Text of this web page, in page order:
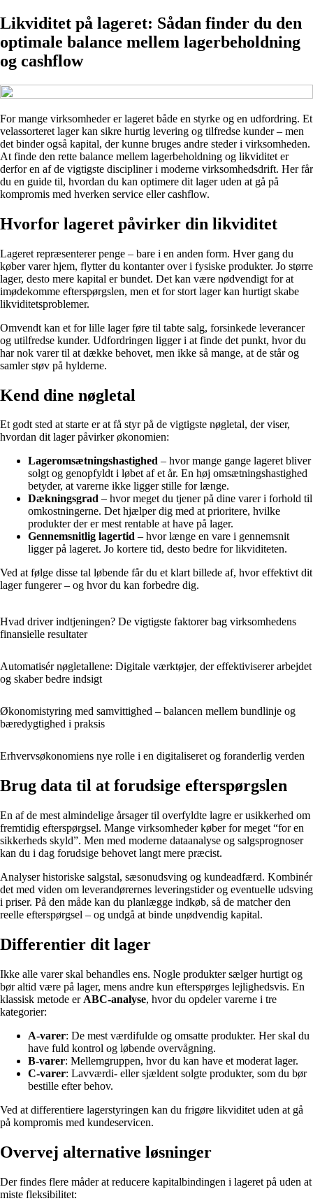
Likviditet på lageret: Sådan finder du den
optimale balance mellem lagerbeholdning
og cashflow
For mange virksomheder er lageret både en styrke og en udfordring. Et
velassorteret lager kan sikre hurtig levering og tilfredse kunder – men
det binder også kapital, der kunne bruges andre steder i virksomheden.
At finde den rette balance mellem lagerbeholdning og likviditet er
derfor en af de vigtigste discipliner i moderne virksomhedsdrift. Her får
du en guide til, hvordan du kan optimere dit lager uden at gå på
kompromis med hverken service eller cashflow.
Hvorfor lageret påvirker din likviditet
Lageret repræsenterer penge – bare i en anden form. Hver gang du
køber varer hjem, flytter du kontanter over i fysiske produkter. Jo større
lager, desto mere kapital er bundet. Det kan være nødvendigt for at
imødekomme efterspørgslen, men et for stort lager kan hurtigt skabe
likviditetsproblemer.
Omvendt kan et for lille lager føre til tabte salg, forsinkede leverancer
og utilfredse kunder. Udfordringen ligger i at finde det punkt, hvor du
har nok varer til at dække behovet, men ikke så mange, at de står og
samler støv på hylderne.
Kend dine nøgletal
Et godt sted at starte er at få styr på de vigtigste nøgletal, der viser,
hvordan dit lager påvirker økonomien:
Lageromsætningshastighed – hvor mange gange lageret bliver
solgt og genopfyldt i løbet af et år. En høj omsætningshastighed
betyder, at varerne ikke ligger stille for længe.
Dækningsgrad – hvor meget du tjener på dine varer i forhold til
omkostningerne. Det hjælper dig med at prioritere, hvilke
produkter der er mest rentable at have på lager.
Gennemsnitlig lagertid – hvor længe en vare i gennemsnit
ligger på lageret. Jo kortere tid, desto bedre for likviditeten.
Ved at følge disse tal løbende får du et klart billede af, hvor effektivt dit
lager fungerer – og hvor du kan forbedre dig.
Hvad driver indtjeningen? De vigtigste faktorer bag virksomhedens
finansielle resultater
Automatisér nøgletallene: Digitale værktøjer, der effektiviserer arbejdet
og skaber bedre indsigt
Økonomistyring med samvittighed – balancen mellem bundlinje og
bæredygtighed i praksis
Erhvervsøkonomiens nye rolle i en digitaliseret og foranderlig verden
Brug data til at forudsige efterspørgslen
En af de mest almindelige årsager til overfyldte lagre er usikkerhed om
fremtidig efterspørgsel. Mange virksomheder køber for meget “for en
sikkerheds skyld”. Men med moderne dataanalyse og salgsprognoser
kan du i dag forudsige behovet langt mere præcist.
Analyser historiske salgstal, sæsonudsving og kundeadfærd. Kombinér
det med viden om leverandørernes leveringstider og eventuelle udsving
i priser. På den måde kan du planlægge indkøb, så de matcher den
reelle efterspørgsel – og undgå at binde unødvendig kapital.
Differentier dit lager
Ikke alle varer skal behandles ens. Nogle produkter sælger hurtigt og
bør altid være på lager, mens andre kun efterspørges lejlighedsvis. En
klassisk metode er ABC-analyse, hvor du opdeler varerne i tre
kategorier:
A-varer: De mest værdifulde og omsatte produkter. Her skal du
have fuld kontrol og løbende overvågning.
B-varer: Mellemgruppen, hvor du kan have et moderat lager.
C-varer: Lavværdi- eller sjældent solgte produkter, som du bør
bestille efter behov.
Ved at differentiere lagerstyringen kan du frigøre likviditet uden at gå
på kompromis med kundeservicen.
Overvej alternative løsninger
Der findes flere måder at reducere kapitalbindingen i lageret på uden at
miste fleksibilitet: